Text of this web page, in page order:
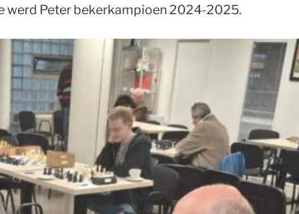
werd Peter bekerkampioen 2024-2025.